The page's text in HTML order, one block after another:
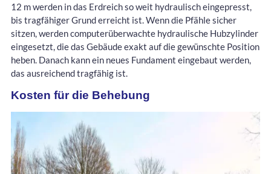
12 m werden in das Erdreich so weit hydraulisch eingepresst,
bis tragfähiger Grund erreicht ist. Wenn die Pfähle sicher
sitzen, werden computerüberwachte hydraulische Hubzylinder
eingesetzt, die das Gebäude exakt auf die gewünschte Position
heben. Danach kann ein neues Fundament eingebaut werden,
das ausreichend tragfähig ist.
Kosten für die Behebung